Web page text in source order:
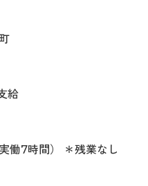
給
働7時間） ＊残業なし